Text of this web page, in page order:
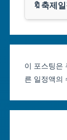
광주광
대전광
클룩
🔖축제
대구축
인천축
이 포스팅은
른 일정액의